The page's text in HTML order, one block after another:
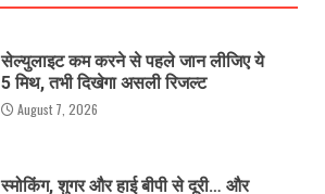
सेल्युलाइट कम करने से पहले जान लीजिए ये
5 मिथ, तभी दिखेगा असली रिजल्ट
August 7, 2026
स्मोकिंग, शुगर और हाई बीपी से दूरी… और